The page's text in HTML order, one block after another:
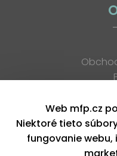
K
Web mfp.cz
Niektoré tieto
fungovanie